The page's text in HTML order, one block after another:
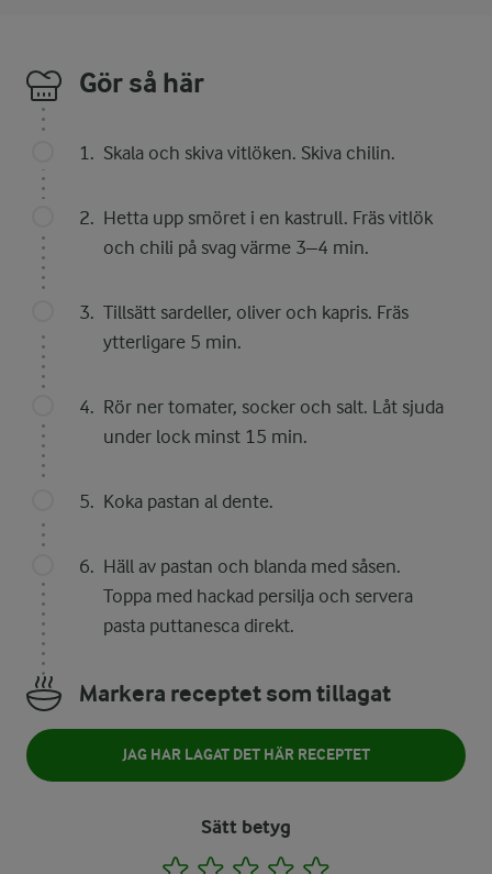
Gör så här
Skala och skiva vitlöken. Skiva chilin.
Hetta upp smöret i en kastrull. Fräs vitlök
och chili på svag värme 3–4 min.
Tillsätt sardeller, oliver och kapris. Fräs
ytterligare 5 min.
Rör ner tomater, socker och salt. Låt sjuda
under lock minst 15 min.
Koka pastan al dente.
Häll av pastan och blanda med såsen.
Toppa med hackad persilja och servera
pasta puttanesca direkt.
Markera receptet som tillagat
JAG HAR LAGAT DET HÄR RECEPTET
Sätt betyg
1 2 3 4